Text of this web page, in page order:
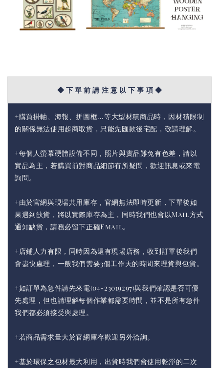
◆ 下 單 前 請 注 意 以 下 事 項 ◆
+購買掛軸、海報、拼圖框...等大型材積商品時，因材積限制
的關係無法使用超商取貨，只能先匯款後宅配，敬請理解。
+每個人螢幕硬體設備不同，照片與實品難免有色差，請以
實品為主，若購買前對商品細節有所疑問，歡迎訊息或來電
詢問。
+由於官網與現場共用庫存，官網無法即時更新，下單後如
果遇到缺貨，將以實際庫存為主，同時我們也會以Mail方式
通知缺貨，請務必留下正確Email。
+店鋪人力有限，同時因為還有現場店務，收到訂單後我們
會盡快處理，一般我們需要3個工作天的時間來理貨與包貨。
+如訂單為急件請先來電(04-23019297)與我們確認是否可優
先處理，但也請理解每個作業都需要時間，並不是所有急件
我們都必須接受與處理。
+若商品需求量大於官網庫存歡迎另外洽詢。
+基於環保之包材最大利用，出貨時我們會使用乾淨的二次